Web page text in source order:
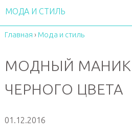
МОДА И СТИЛЬ
Главная › Мода и стиль
МОДНЫЙ
ЧЕРНОГО ЦВЕТА
01.12.2016